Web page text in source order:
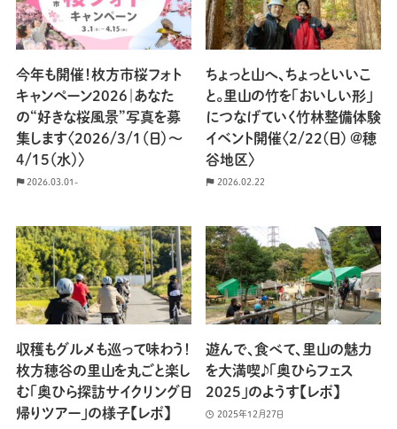
今年も開催！枚方市桜フォト
キャンペーン2026｜あなた
の“好きな桜風景”写真を募
集します〈2026/3/1（日）〜
4/15（水）〉
2026.03.01-
ちょっと山へ、ちょっといいこ
と。里山の竹を「おいしい形」
につなげていく竹林整備体験
イベント開催〈2/22(日) @穂
谷地区〉
2026.02.22
収穫もグルメも巡って味わう！
枚方穂谷の里山を丸ごと楽し
む「奥ひら探訪サイクリング日
帰りツアー」の様子【レポ】
遊んで、食べて、里山の魅力
を大満喫♪「奥ひらフェス
2025」のようす【レポ】
2025年12月27日